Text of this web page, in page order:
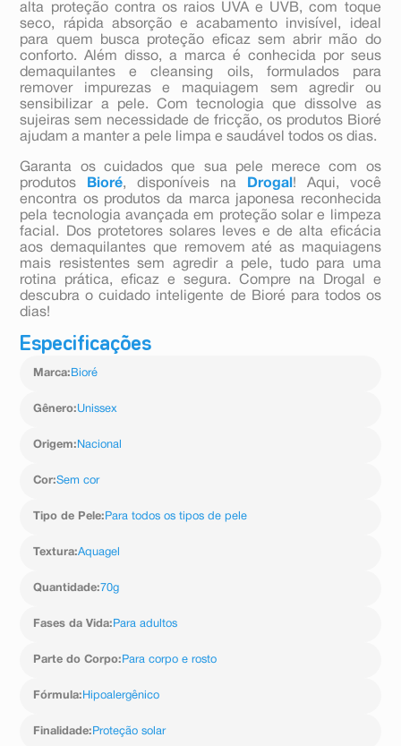
alta proteção contra os raios UVA e UVB, com toque
seco, rápida absorção e acabamento invisível, ideal
para quem busca proteção eficaz sem abrir mão do
conforto. Além disso, a marca é conhecida por seus
demaquilantes e cleansing oils, formulados para
remover impurezas e maquiagem sem agredir ou
sensibilizar a pele. Com tecnologia que dissolve as
sujeiras sem necessidade de fricção, os produtos Bioré
ajudam a manter a pele limpa e saudável todos os dias.
Garanta os cuidados que sua pele merece com os
produtos
Bioré, disponíveis na Drogal ! Aqui, você
encontra os produtos da marca japonesa reconhecida
pela tecnologia avançada em proteção solar e limpeza
facial. Dos protetores solares leves e de alta eficácia
aos demaquilantes que removem até as maquiagens
mais resistentes sem agredir a pele, tudo para uma
rotina prática, eficaz e segura. Compre na Drogal e
descubra o cuidado inteligente de Bioré para todos os
dias!
Especificações
Marca: Bioré
Gênero:Unissex
Origem: Nacional
Cor:Sem cor
Tipo de Pele: Para todos os tipos de pele
Textura:Aquagel
Quantidade:70g
Fases da Vida: Para adultos
Parte do Corpo: Para corpo e rosto
Fórmula: Hipoalergênico
Finalidade: Proteção solar